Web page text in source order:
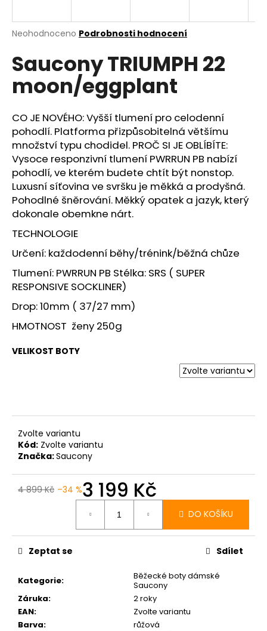
Průměrné
produktu
je
hvězdiček.
Neohodnoceno Podrobnosti hodnocení
Saucony TRIUMPH 22
moon/eggplant
CO JE NOVÉHO: Vyšší tlumení pro celodenní
pohodlí. Platforma přizpůsobitelná většímu
množství typu chodidel. PROČ SI JE OBLÍBÍTE:
Vysoce responzivní tlumení PWRRUN PB nabízí
pohodlí, ve kterém budete chtít být nonstop.
Luxusní síťovina ve svršku je měkká a prodyšná.
Pohodlné šněrování. Měkký opatek a jazyk, který
dokonale obemkne nárt.
TECHNOLOGIE
Určení: každodenní běhy/trénink/běžná chůze
Tlumení: PWRRUN PB Stélka: SRS ( SUPER
RESPONSIVE SOCKLINER)
Drop: 10mm ( 37/27 mm)
HMOTNOST ženy 250g
VELIKOST BOTY
Zvolte variantu
Kód: Zvolte variantu
Značka:Saucony
4 899 Kč –34 %3 199 Kč
DO KOŠÍKU
Kategorie:
Běžecké boty dámské
Saucony
Záruka:
2 roky
EAN:
Zvolte variantu
Barva:
růžová
Zeptat se Sdílet
j
t
?
HLEDAT
D
o
p
o
u
č
u
j
e
m
e
-
ŠEDÁ
4
399